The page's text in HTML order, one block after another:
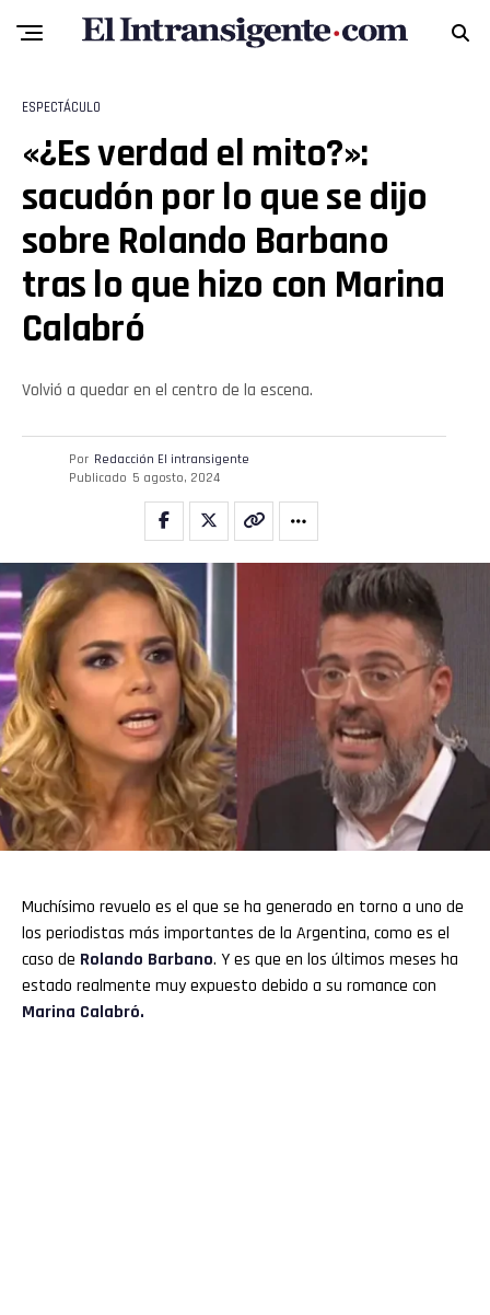
ESPECTÁCULO
«¿Es verdad el mito?»:
sacudón por lo que se dijo
sobre Rolando Barbano
tras lo que hizo con Marina
Calabró
Volvió a quedar en el centro de la escena.
Por Redacción El intransigente
Publicado 5 agosto, 2024
Muchísimo revuelo es el que se ha generado en torno a uno de
los periodistas más importantes de la Argentina, como es el
caso de Rolando Barbano. Y es que en los últimos meses ha
estado realmente muy expuesto debido a su romance con
Marina Calabró.
Pinterest
Email